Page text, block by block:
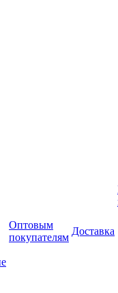
Оптовым
покупателям
Доставка